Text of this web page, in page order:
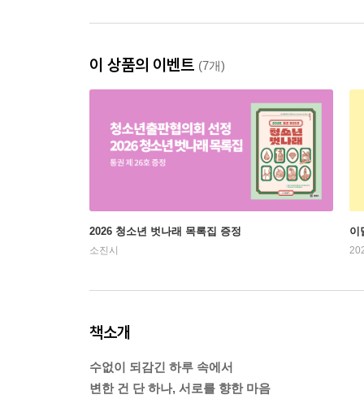
이 상품의 이벤트 (7개)
2026 청소년 벗나래 목록집 증정
소진시
이
책소개
수없이 되감긴 하루 속에서
변한 건 단 하나, 서로를 향한 마음